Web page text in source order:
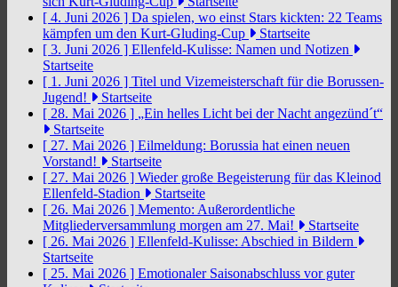
[ 4. Juni 2026 ] Da spielen, wo einst Stars kickten: 22 Teams
kämpfen um den Kurt-Gluding-Cup
Startseite
[ 3. Juni 2026 ] Ellenfeld-Kulisse: Namen und Notizen
Startseite
[ 1. Juni 2026 ] Titel und Vizemeisterschaft für die Borussen-
Jugend!
Startseite
[ 28. Mai 2026 ] „Ein helles Licht bei der Nacht angezünd´t“
Startseite
[ 27. Mai 2026 ] Eilmeldung: Borussia hat einen neuen
Vorstand!
Startseite
[ 27. Mai 2026 ] Wieder große Begeisterung für das Kleinod
Ellenfeld-Stadion
Startseite
[ 26. Mai 2026 ] Memento: Außerordentliche
Mitgliederversammlung morgen am 27. Mai!
Startseite
[ 26. Mai 2026 ] Ellenfeld-Kulisse: Abschied in Bildern
Startseite
[ 25. Mai 2026 ] Emotionaler Saisonabschluss vor guter